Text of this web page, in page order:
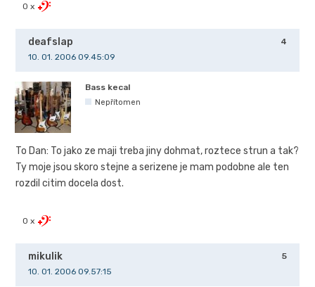
0 x
4
deafslap
10. 01. 2006 09.45:09
Bass kecal
Nepřítomen
To Dan: To jako ze maji treba jiny dohmat, roztece strun a tak?
Ty moje jsou skoro stejne a serizene je mam podobne ale ten
rozdil citim docela dost.
0 x
5
mikulik
10. 01. 2006 09.57:15